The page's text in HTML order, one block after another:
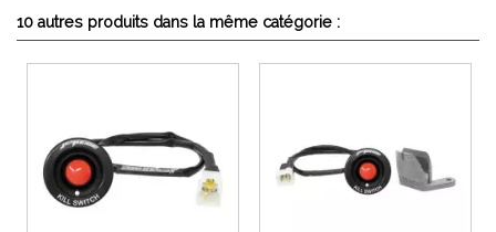
10 autres produits dans la même catégorie :